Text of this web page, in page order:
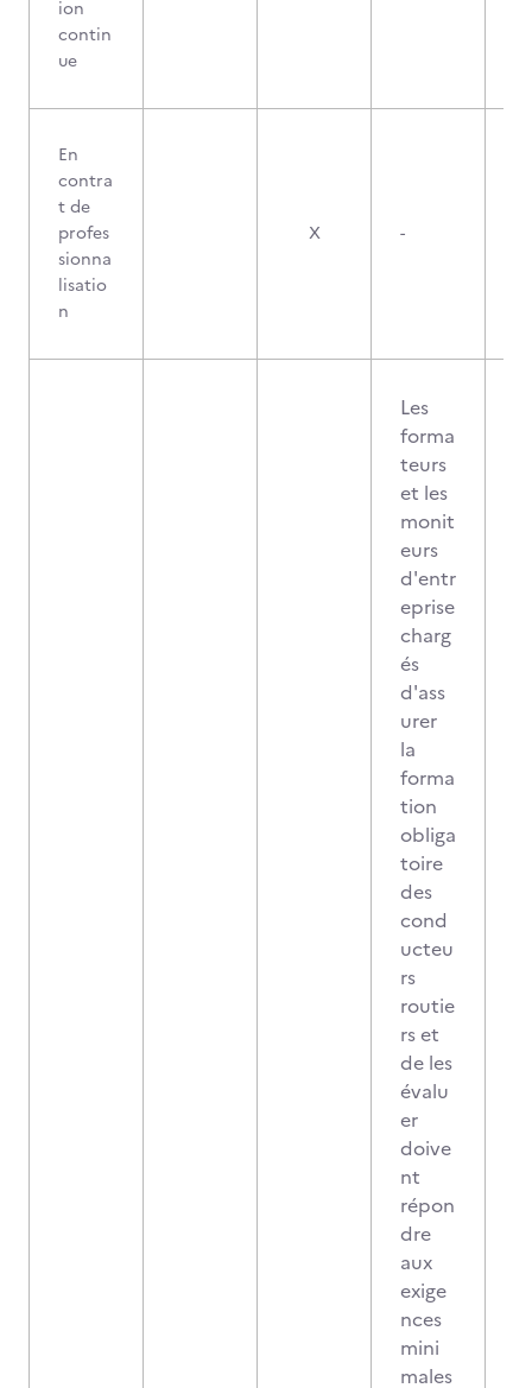
ion
contin
ue
En
contra
t de
profes
sionna
lisatio
n
X -
Les
forma
teurs
et les
monit
eurs
d'entr
eprise
charg
és
d'ass
urer
la
forma
tion
obliga
toire
des
cond
ucteu
rs
routie
rs et
de les
évalu
er
doive
nt
répon
dre
aux
exige
nces
mini
males